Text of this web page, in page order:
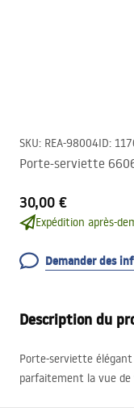
SKU: REA-98004ID:
Porte-serviette
30,00 €
Expédition après-
Demander des
Description du
Porte-serviette
parfaitement la vue de